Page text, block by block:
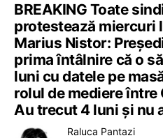
BREAKING Toate
protestează miercuri
Marius Nistor:
prima întâlnire că o
luni cu datele pe
rolul de mediere
Au trecut 4 luni și nu
Raluca Pantazi